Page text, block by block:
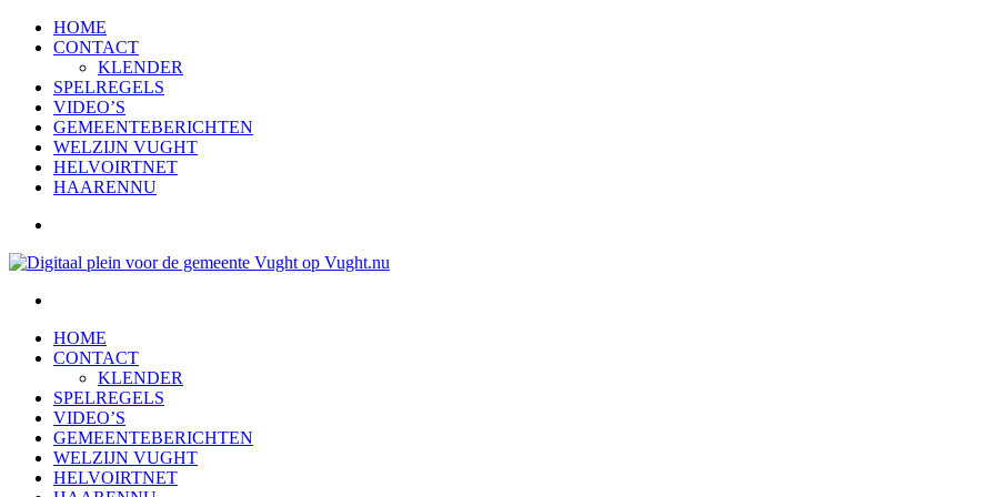
HOME
CONTACT
KLENDER
SPELREGELS
VIDEO’S
GEMEENTEBERICHTEN
WELZIJN VUGHT
HELVOIRTNET
HAARENNU
HOME
CONTACT
KLENDER
SPELREGELS
VIDEO’S
GEMEENTEBERICHTEN
WELZIJN VUGHT
HELVOIRTNET